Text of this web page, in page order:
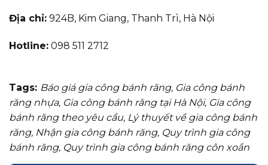
Địa chỉ: 924B, Kim Giang, Thanh Trì, Hà Nội
Hotline: 098 511 2712
Tags: Báo giá gia công bánh răng, Gia công bánh
răng nhựa, Gia công bánh răng tại Hà Nội, Gia công
bánh răng theo yêu cầu, Lý thuyết về gia công bánh
răng, Nhận gia công bánh răng, Quy trình gia công
bánh răng, Quy trình gia công bánh răng côn xoắn